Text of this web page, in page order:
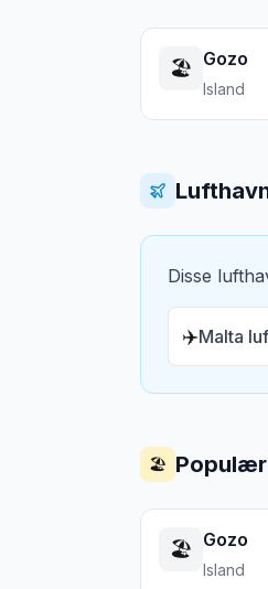
🏖️ Gozo
Island
Disse
✈️Malta
🏖️
🏖️ Gozo
Island